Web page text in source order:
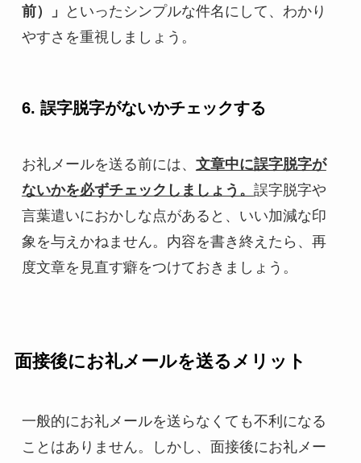
前）」
といったシンプルな件名にして、わかり
やすさを重視しましょう。
6. 誤字脱字がないかチェックする
お礼メールを送る前には、 文章中に誤字脱字が
ないかを必ずチェックしましょう。 誤字脱字や
言葉遣いにおかしな点があると、いい加減な印
象を与えかねません。内容を書き終えたら、再
度文章を見直す癖をつけておきましょう。
面接後にお礼メールを送るメリット
一般的にお礼メールを送らなくても不利になる
ことはありません。しかし、面接後にお礼メー